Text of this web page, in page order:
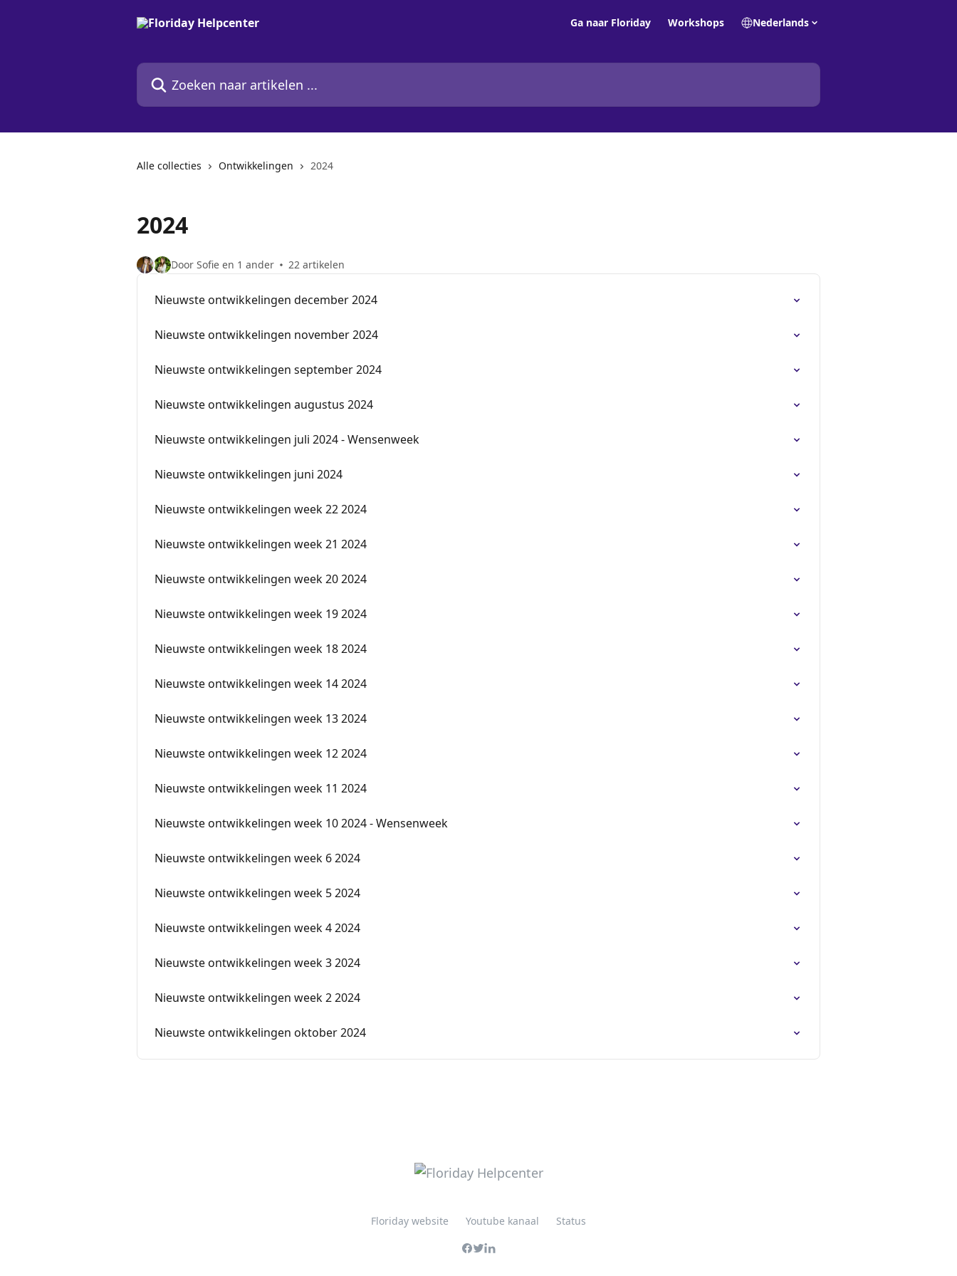
Ga naar Floriday Workshops Nederlands
Zoeken naar artikelen ...
Alle collecties Ontwikkelingen 2024
2024
Door Sofie en 1 ander 22 artikelen
Nieuwste ontwikkelingen december 2024
Nieuwste ontwikkelingen november 2024
Nieuwste ontwikkelingen september 2024
Nieuwste ontwikkelingen augustus 2024
Nieuwste ontwikkelingen juli 2024 - Wensenweek
Nieuwste ontwikkelingen juni 2024
Nieuwste ontwikkelingen week 22 2024
Nieuwste ontwikkelingen week 21 2024
Nieuwste ontwikkelingen week 20 2024
Nieuwste ontwikkelingen week 19 2024
Nieuwste ontwikkelingen week 18 2024
Nieuwste ontwikkelingen week 14 2024
Nieuwste ontwikkelingen week 13 2024
Nieuwste ontwikkelingen week 12 2024
Nieuwste ontwikkelingen week 11 2024
Nieuwste ontwikkelingen week 10 2024 - Wensenweek
Nieuwste ontwikkelingen week 6 2024
Nieuwste ontwikkelingen week 5 2024
Nieuwste ontwikkelingen week 4 2024
Nieuwste ontwikkelingen week 3 2024
Nieuwste ontwikkelingen week 2 2024
Nieuwste ontwikkelingen oktober 2024
Floriday website Youtube kanaal Status